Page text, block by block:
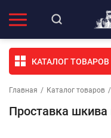
КАТАЛОГ ТОВАРОВ
Главная / Каталог товаров /
Проставка шкива